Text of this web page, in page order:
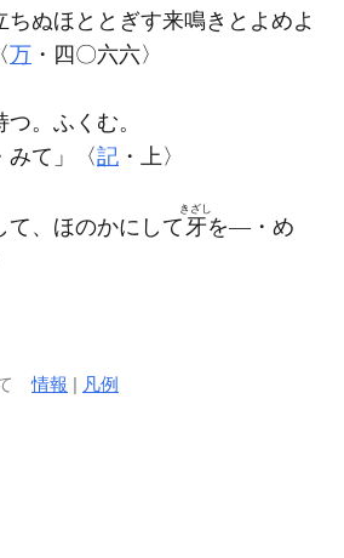
ちぬほととぎす来鳴きとよめよ
万 ・四〇六六〉
。ふくむ。
みて」〈記 ・上〉
て、ほのかにして 牙
きざし
を―・め
て情報 | 凡例